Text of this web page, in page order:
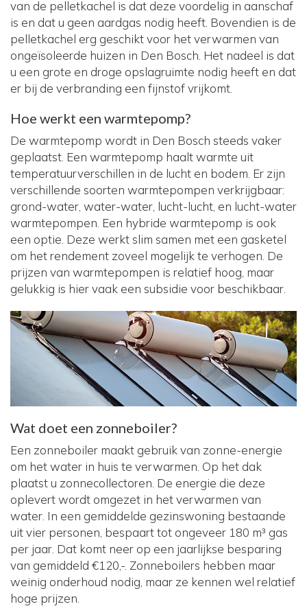
van de pelletkachel is dat deze voordelig in aanschaf
is en dat u geen aardgas nodig heeft. Bovendien is de
pelletkachel erg geschikt voor het verwarmen van
ongeïsoleerde huizen in Den Bosch. Het nadeel is dat
u een grote en droge opslagruimte nodig heeft en dat
er bij de verbranding een fijnstof vrijkomt.
Hoe werkt een warmtepomp?
De warmtepomp wordt in Den Bosch steeds vaker
geplaatst. Een warmtepomp haalt warmte uit
temperatuurverschillen in de lucht en bodem. Er zijn
verschillende soorten warmtepompen verkrijgbaar:
grond-water, water-water, lucht-lucht, en lucht-water
warmtepompen. Een hybride warmtepomp is ook
een optie. Deze werkt slim samen met een gasketel
om het rendement zoveel mogelijk te verhogen. De
prijzen van warmtepompen is relatief hoog, maar
gelukkig is hier vaak een subsidie voor beschikbaar.
Wat doet een zonneboiler?
Een zonneboiler maakt gebruik van zonne-energie
om het water in huis te verwarmen. Op het dak
plaatst u zonnecollectoren. De energie die deze
oplevert wordt omgezet in het verwarmen van
water. In een gemiddelde gezinswoning bestaande
uit vier personen, bespaart tot ongeveer 180 m³ gas
per jaar. Dat komt neer op een jaarlijkse besparing
van gemiddeld €120,-. Zonneboilers hebben maar
weinig onderhoud nodig, maar ze kennen wel relatief
hoge prijzen.